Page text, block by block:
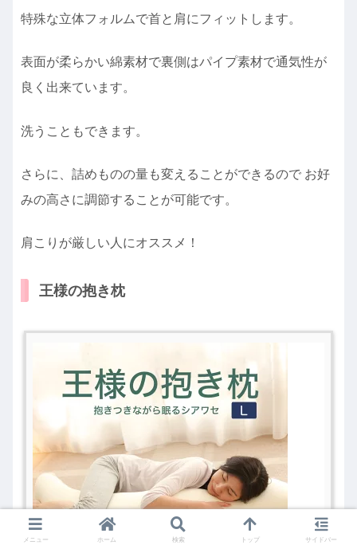
特殊な立体フォルムで首と肩にフィットします。
表面が柔らかい綿素材で裏側はパイプ素材で通気性が
良く出来ています。
洗うこともできます。
さらに、詰めものの量も変えることができるので お好
みの高さに調節することが可能です。
肩こりが厳しい人にオススメ！
王様の抱き枕
メニュー ホーム 検索 トップ サイドバー